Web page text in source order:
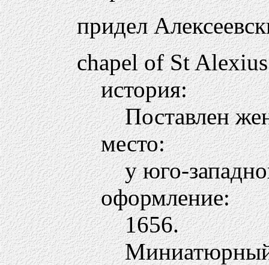
придел
chapel of St Alexius
история:
Поставлен
место:
у юго-
оформление:
1656.